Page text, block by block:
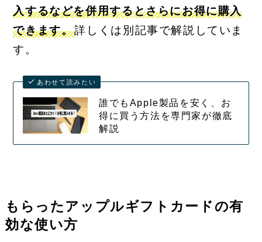
入するなどを併用するとさらにお得に購入
できます。詳しくは別記事で解説していま
す。
あわせて読みたい
誰でもApple製品を安く、お
得に買う方法を専門家が徹底
解説
もらったアップルギフトカードの有
効な使い方